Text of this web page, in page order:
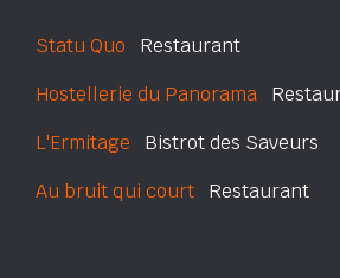
Statu Quo Restaurant
Hostellerie du Panorama
L'Ermitage Bistrot des Saveurs
Au bruit qui court Restaurant